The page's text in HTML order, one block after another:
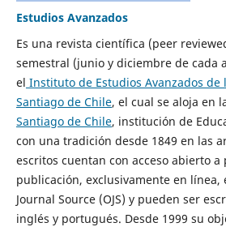
Estudios Avanzados
Es una revista científica (peer
semestral (junio y diciembre de cada
el Instituto de Estudios Avanzados de
Santiago de Chile, el cual se aloja en
Santiago de Chile, institución de
con una tradición desde 1849 en las
escritos cuentan con acceso abierto a
publicación, exclusivamente en línea,
Journal Source (OJS) y pueden ser
inglés y portugués. Desde 1999 su